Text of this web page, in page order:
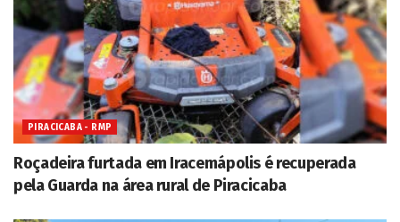
PIRACICABA - RMP
Roçadeira furtada em Iracemápolis é recuperada
pela Guarda na área rural de Piracicaba